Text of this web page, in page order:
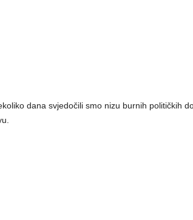
dana svjedočili smo nizu burnih političkih